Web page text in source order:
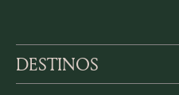
DESTINOS